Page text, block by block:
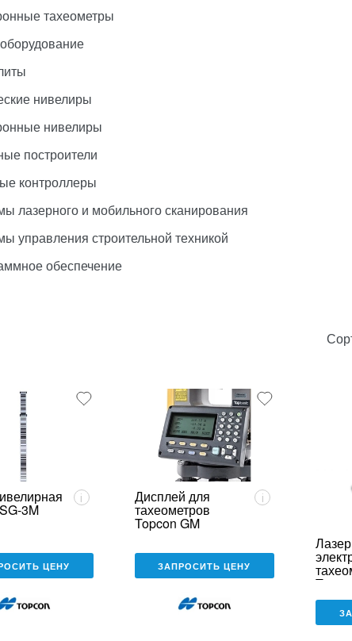
тахеометры
нивелиры
нивелиры
построители
контроллеры
лазерного и мобильного сканирования
управления строительной техникой
обеспечение
3M
i
ЦЕНУ
Дисплей для
тахеометров
Topcon GM
i
ЗАПРОСИТЬ ЦЕНУ
сборе